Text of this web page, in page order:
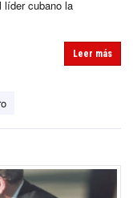
líder cubano la
Leer más